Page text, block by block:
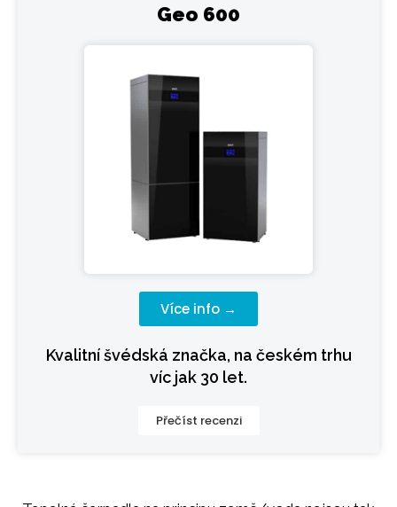
Geo 600
Více info →
Kvalitní švédská značka, na českém trhu
víc jak 30 let.
Přečíst recenzi